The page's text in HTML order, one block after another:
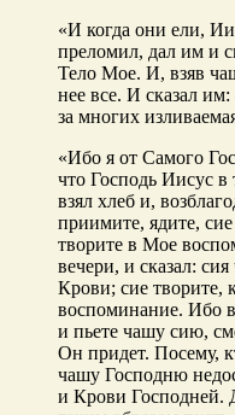
«И когда они ели,
преломил, дал им и
Тело Мое. И, взяв
нее все. И сказал
за многих
«Ибо я от Самого
что Господь Иисус
взял хлеб и,
приимите, ядите,
творите в Мое
вечери, и сказал:
Крови; сие творите,
воспоминание. Ибо
и пьете чашу сию,
Он придет. Посему,
чашу Господню
и Крови Господней.